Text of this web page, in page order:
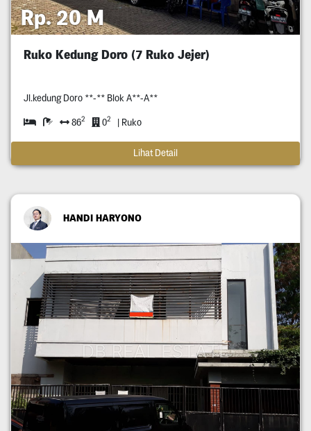
Rp. 20 M
Ruko Kedung Doro (7 Ruko Jejer)
Jl.kedung Doro **-** Blok A**-A**
862 02 | Ruko
Lihat Detail
HANDI HARYONO